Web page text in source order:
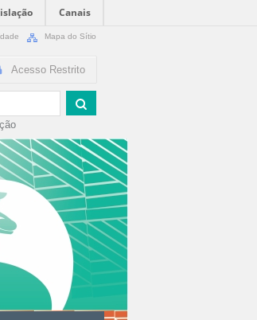
Canais
Mapa do Sítio
Acesso Restrito